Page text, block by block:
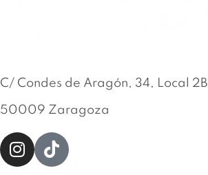
C/ Condes de Aragón, 34, Local 2B
50009 Zaragoza